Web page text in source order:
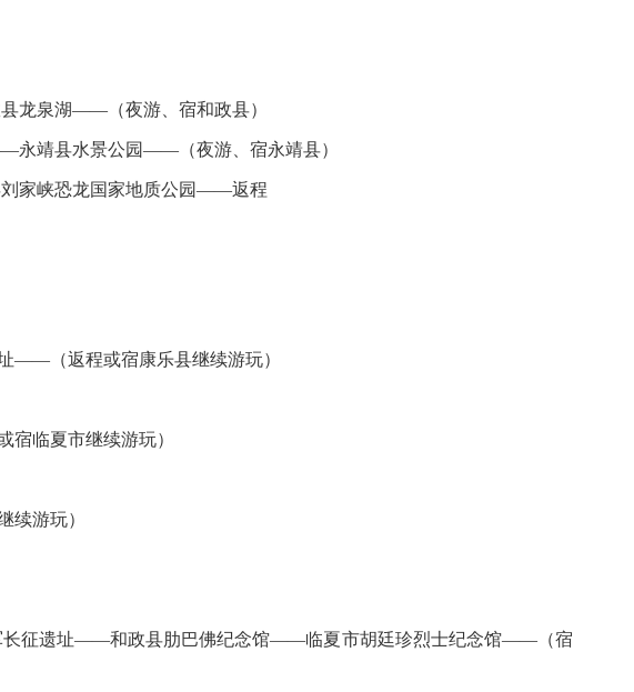
龙泉湖——（夜游、宿和政县）
靖县水景公园——（夜游、宿永靖县）
家峡恐龙国家地质公园——返程
——（返程或宿康乐县继续游玩）
临夏市继续游玩）
游玩）
征遗址——和政县肋巴佛纪念馆——临夏市胡廷珍烈士纪念馆——（宿